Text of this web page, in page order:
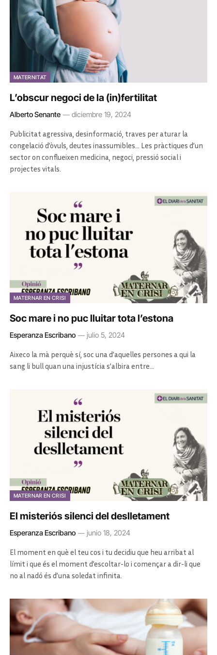
MATERNITAT
L’obscur negoci de la (in)fertilitat
Alberto Senante diciembre 19, 2024
Publicitat agressiva, desinformació, traves per aturar la
congelació d’òvuls, deutes inassumibles… Les pràctiques d’un
sector on conflueixen medicina, negoci, pressió social i
projectes vitals.
MATERNAR EN CRISI
Soc mare i no puc lluitar tota l’estona
Esperanza Escribano julio 5, 2024
Aixeco la mà perquè sí, soc una d’aquelles persones a qui la
sang li bull quan una injustícia s’albira entre…
MATERNAR EN CRISI
El misteriós silenci del deslletament
Esperanza Escribano junio 18, 2024
El moment en què el teu cos i tu decidiu que heu arribat al
límit i que és el moment d’escoltar-lo i començar a dir-li que
no al nadó és d’una soledat infinita.